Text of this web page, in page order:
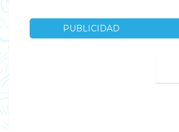
PUBLICIDAD